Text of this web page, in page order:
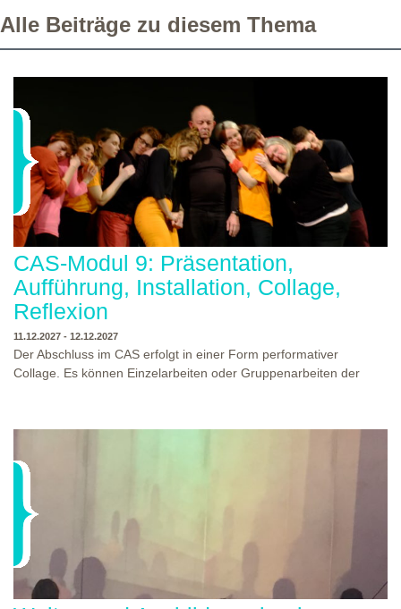
Alle Beiträge zu diesem Thema
CAS-Modul 9: Präsentation,
Aufführung, Installation, Collage,
Reflexion
11.12.2027 - 12.12.2027
Der Abschluss im CAS erfolgt in einer Form performativer
Collage. Es können Einzelarbeiten oder Gruppenarbeiten der
Ausbildungsprogramm zu erleben. Die Studierenden des
oder Präsentation. Wir freuen uns über Begegnungen und
WO?